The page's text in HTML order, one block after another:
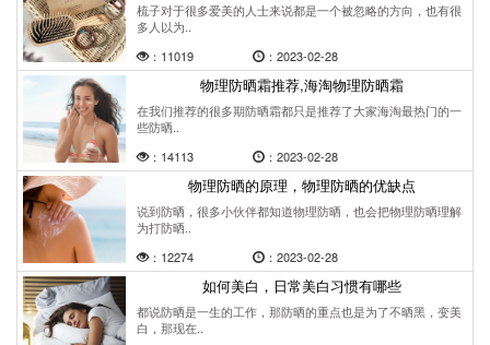
梳子对于很多爱美的人士来说都是一个被忽略的方向，也有很
多人以为..
：11019
：2023-02-28
物理防晒霜推荐,海淘物理防晒霜
在我们推荐的很多期防晒霜都只是推荐了大家海淘最热门的一
些防晒..
：14113
：2023-02-28
物理防晒的原理，物理防晒的优缺点
说到防晒，很多小伙伴都知道物理防晒，也会把物理防晒理解
为打防晒..
：12274
：2023-02-28
如何美白，日常美白习惯有哪些
都说防晒是一生的工作，那防晒的重点也是为了不晒黑，变美
白，那现在..